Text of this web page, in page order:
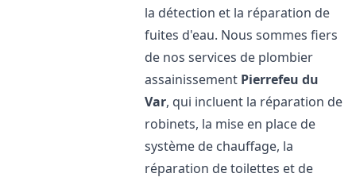
la détection et la réparation de
fuites d'eau. Nous sommes fiers
de nos services de plombier
assainissement Pierrefeu du
Var, qui incluent la réparation de
robinets, la mise en place de
système de chauffage, la
réparation de toilettes et de